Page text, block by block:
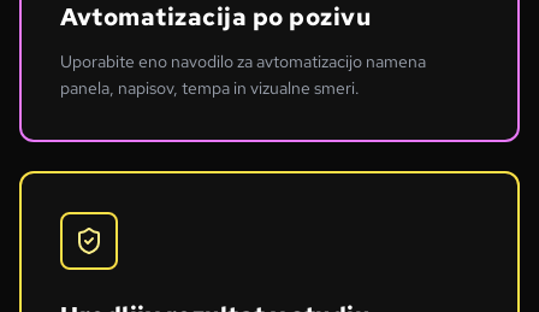
Avtomatizacija po pozivu
Uporabite eno navodilo za avtomatizacijo namena
panela, napisov, tempa in vizualne smeri.